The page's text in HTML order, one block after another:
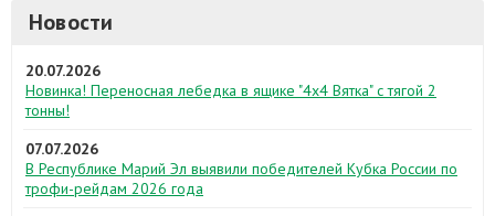
Новости
20.07.2026
Новинка! Переносная лебедка в ящике "4х4 Вятка" с тягой 2
тонны!
07.07.2026
В Республике Марий Эл выявили победителей Кубка России по
трофи-рейдам 2026 года